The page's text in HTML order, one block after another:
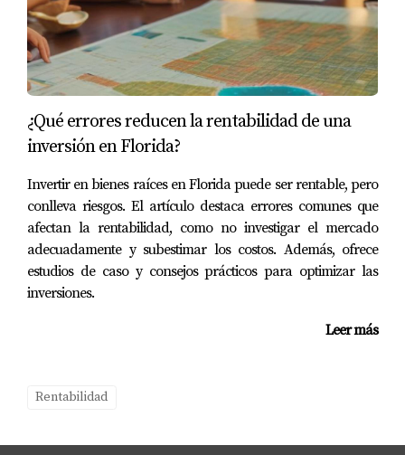
¿Qué errores reducen la rentabilidad de una
inversión en Florida?
Invertir en bienes raíces en Florida puede ser rentable, pero
conlleva riesgos. El artículo destaca errores comunes que
afectan la rentabilidad, como no investigar el mercado
adecuadamente y subestimar los costos. Además, ofrece
estudios de caso y consejos prácticos para optimizar las
inversiones.
Leer más
Rentabilidad